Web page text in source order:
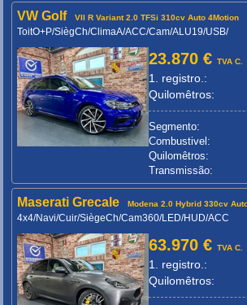
VW Golf VII R Variant 2.0 TFSi 310cv Auto 4Motion
ToitO+P/SiègCh/ClimaA/ACC/Cam/ALU19/USB/
23.870 €TVA C.
1. registro.:
Quilomêtros:
Segmento:
Combustivel:
Quilomêtros:
Transmissão:
Maserati Grecale Modena 2.0 Hybrid 330cv
4x4/Navi/Cuir/SiègeCh/Cam360/LED/HUD/ACC
63.970 €TVA C.
1. registro.:
Quilomêtros: